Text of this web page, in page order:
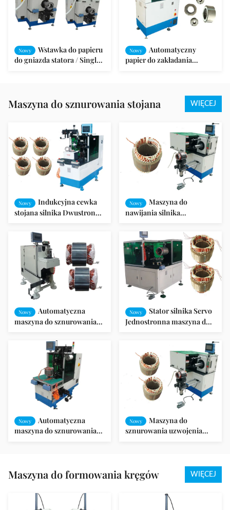
Nowy
Wstawka do papieru
do gniazda statora / Single
Nowy
Automatyczny
papier do zakładania
Maszyna do sznurowania stojana WIĘCEJ
Nowy
Indukcyjna cewka
stojana silnika Dwustronna
sznurowania
Nowy
Maszyna do
nawijania silnika
mm Wysokość stosu
Nowy
Automatyczna
maszyna do sznurowania
uzwojenia silnika cewki
Nowy
Stator silnika Servo
Jednostronna maszyna do
silników
Nowy
Automatyczna
maszyna do sznurowania
Nowy
Maszyna do
sznurowania uzwojenia
Maszyna do formowania kręgów WIĘCEJ